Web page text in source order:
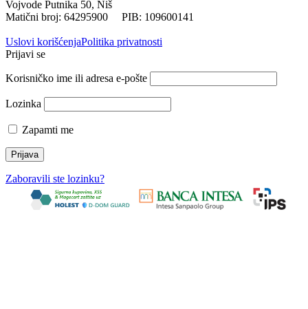
Vojvode Putnika 50, Niš
Matični broj: 64295900 PIB: 109600141
Uslovi korišćenjaPolitika privatnosti
Prijavi se
Korisničko ime ili adresa e-pošte
Lozinka
Zapamti me
Zaboravili ste lozinku?